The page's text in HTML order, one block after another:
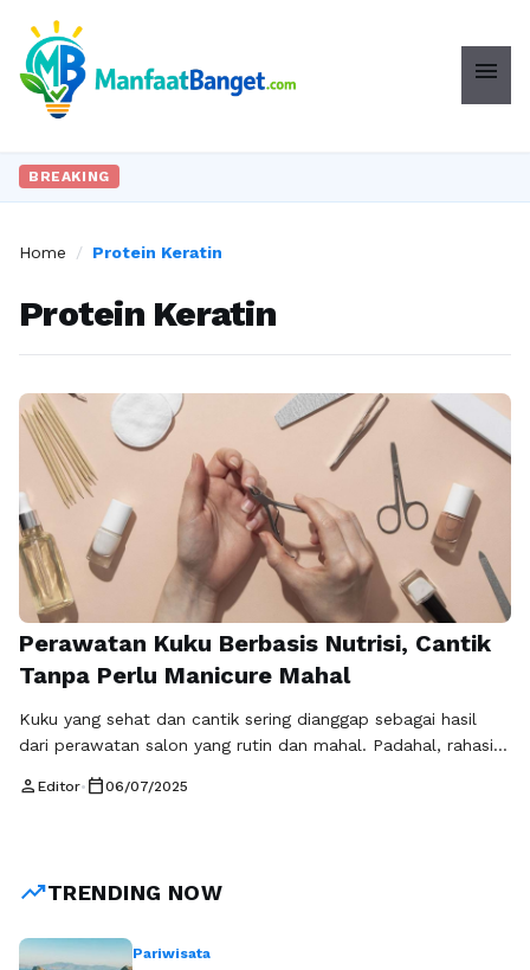
menu
BREAKING
Home / Protein Keratin
Protein Keratin
Perawatan Kuku Berbasis Nutrisi, Cantik
Tanpa Perlu Manicure Mahal
Kuku yang sehat dan cantik sering dianggap sebagai hasil
dari perawatan salon yang rutin dan mahal. Padahal, rahasia
sesuatu yang lebih sederhana dan alami: nutrisi yang tepat.
person Editor• calendar_today06/07/2025
trending_upTRENDING NOW
Pariwisata